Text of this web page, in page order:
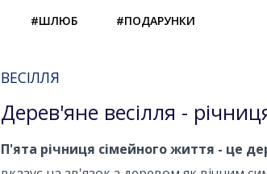
#ШЛЮБ #ПОДАРУНКИ
ВЕСІЛЛЯ
Дерев'яне весілля -
П'ята річниця сімейного життя - це